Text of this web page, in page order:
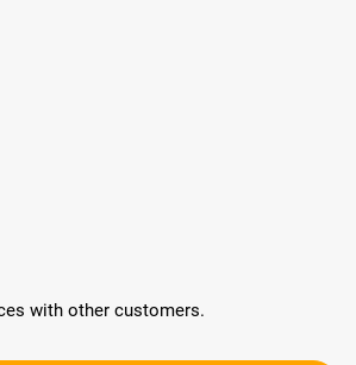
with other customers.